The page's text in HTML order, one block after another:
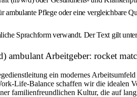
ambulante Pflege oder eine vergleichbare
Sprachform verwandt. Der Text gilt
ambulant Arbeitgeber: rocket
ein modernes
Life-Balance schaffen wir die idealen
familienfreundlichen Kultur, die auf